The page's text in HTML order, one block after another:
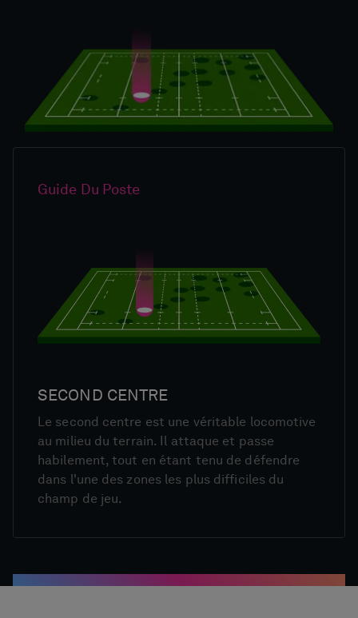
Guide Du Poste
SECOND CENTRE
Le second centre est une véritable locomotive
au milieu du terrain. Il attaque et passe
habilement, tout en étant tenu de défendre
dans l'une des zones les plus difficiles du
champ de jeu.